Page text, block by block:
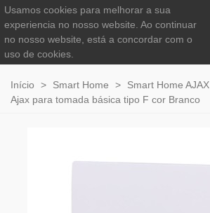
Início > Smart Home > Smart Home AJAX
Ajax para tomada básica tipo F cor Branco
Usamos cookies para melhorar a sua
experiencia no nosso website. Ao continuar
no nosso website, está a concordar com o
uso de cookies.